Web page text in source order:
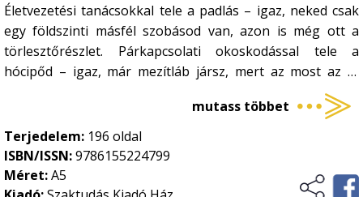
Növényvédelem
• Szőlészet-borászat
• Zöldségtermesztés
Történelem, kultúrtörténet
Üzleti élet, marketing
Életvezetési tanácsokkal tele a padlás – igaz, neked csak
egy földszinti másfél szobásod van, azon is még ott a
törlesztőrészlet. Párkapcsolati okoskodással tele a
hócipőd – igaz, már mezítláb jársz, mert az most az új
trend. Egészségügyi igazságokkal tele a tányérod – igaz,
már azt sem tudod, az E-számok vagy a D-vitamin jön
előbb az ábécében. Pályamódosítási ötletekkel tele a
dossziéd – igaz, hogy még mindig nem tudod, miért nem
maradtál meg annál a tervnél, amit háromévesen találtál
ki a homokozóban.
mutass többet
Terjedelem: 196 oldal
ISBN/ISSN:9786155224799
Méret:A5